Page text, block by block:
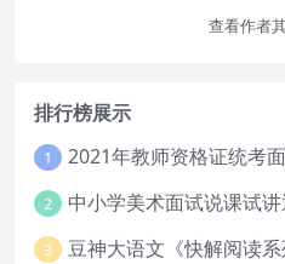
查看作者
排行榜展示
1
2
3 豆神大语文《快解阅读系